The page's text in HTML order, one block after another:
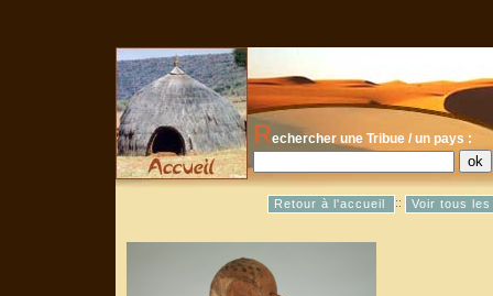
Rechercher une Tribue / un pays :
Retour à l'accueil :: Voir tous